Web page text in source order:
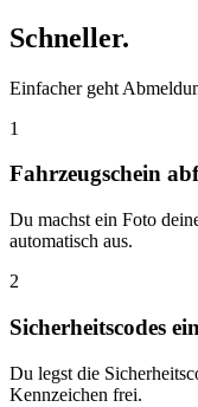
Schneller.
Einfacher geht
1
Fahrzeugschein
Du machst ein Foto
automatisch aus.
2
Sicherheitscodes
Du legst die
Kennzeichen frei.